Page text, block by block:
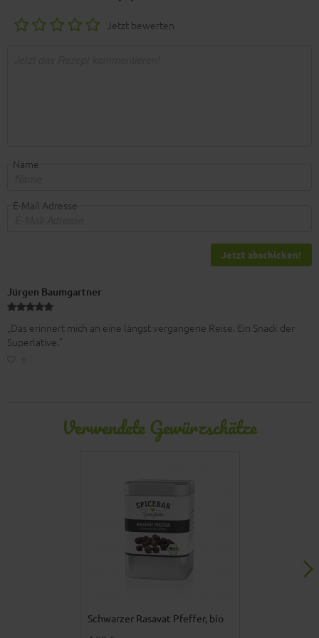
Jetzt bewerten
Name
E-Mail Adresse
Jetzt abschicken!
Jürgen Baumgartner
„Das erinnert mich an eine längst vergangene Reise. Ein Snack der
Superlative.”
Verwendete Gewürzschätze
Schwarzer Rasavat Pfeffer, bio